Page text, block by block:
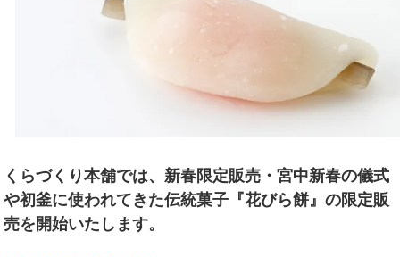
くらづくり本舗では、新春限定販売・宮中新春の儀式
や初釜に使われてきた伝統菓子『花びら餅』の限定販
売を開始いたします。